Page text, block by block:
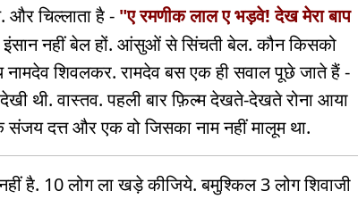
चिल्लाता है - "ए रमणीक लाल ए भड़वे! देख मेरा बाप
इंसान नहीं बेल हों. आंसुओं से सिंचती बेल. कौन किसको
नामदेव शिवलकर. रामदेव बस एक ही सवाल पूछे जाते हैं -
थी. वास्तव. पहली बार फ़िल्म देखते-देखते रोना आया
दत्त और एक वो जिसका नाम नहीं मालूम था.
है. 10 लोग ला खड़े कीजिये. बमुश्किल 3 लोग शिवाजी